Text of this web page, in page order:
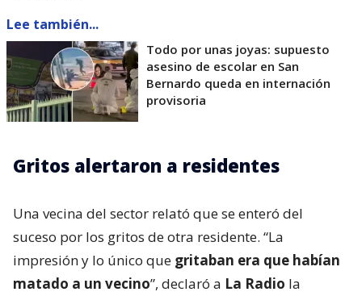
Lee también...
Todo por unas joyas: supuesto
asesino de escolar en San
Bernardo queda en internación
provisoria
Gritos alertaron a residentes
Una vecina del sector relató que se enteró del
suceso por los gritos de otra residente. “La
impresión y lo único que gritaban era que habían
matado a un vecino”, declaró a La Radio la